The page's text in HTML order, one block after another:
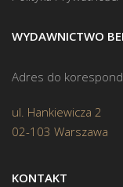
WYDAWNICTWO
Adres do
ul. Hankiewicza 2
02-103 Warszawa
KONTAKT